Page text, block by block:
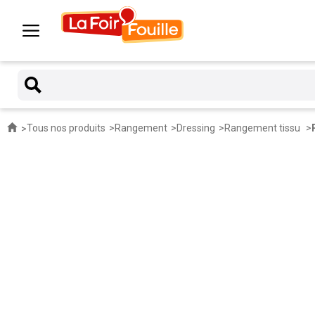
Tous nos produits Rangement Dressing Rangement tissu